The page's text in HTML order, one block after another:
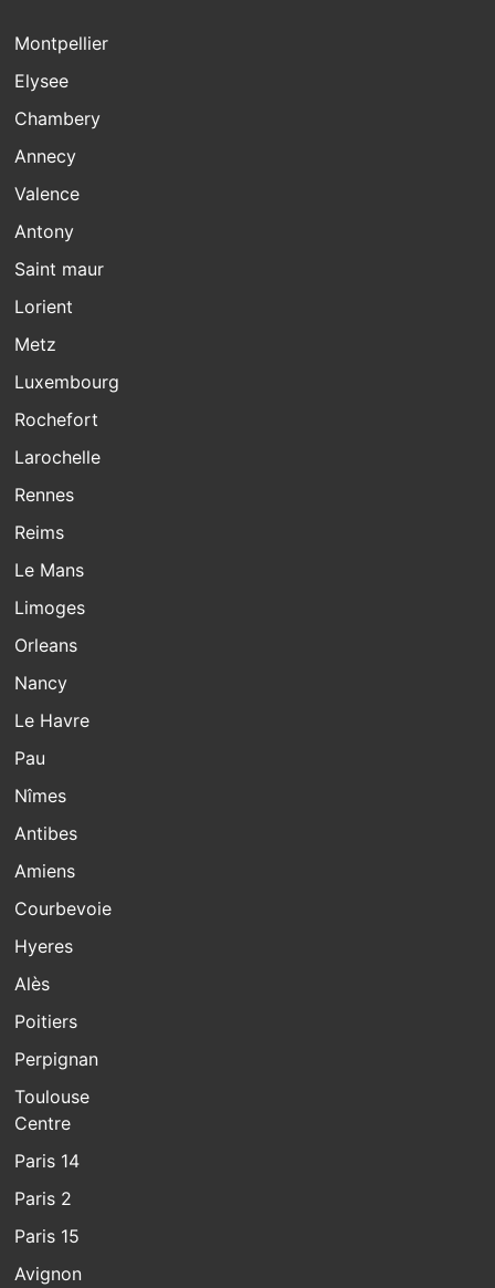
Montpellier
Elysee
Chambery
Annecy
Valence
Antony
Saint maur
Lorient
Metz
Luxembourg
Rochefort
Larochelle
Rennes
Reims
Le Mans
Limoges
Orleans
Nancy
Le Havre
Pau
Nîmes
Antibes
Amiens
Courbevoie
Hyeres
Alès
Poitiers
Perpignan
Toulouse
Centre
Paris 14
Paris 2
Paris 15
Avignon